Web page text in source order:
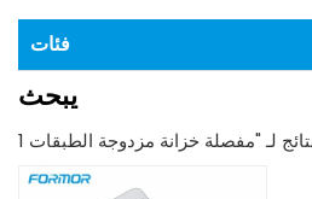
فئات
يبحث